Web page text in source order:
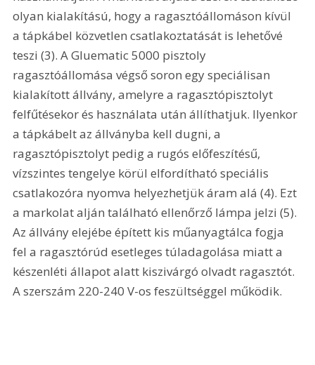
olyan kialakítású, hogy a ragasztóállomáson kívül
a tápkábel közvetlen csatlakoztatását is lehetővé
teszi (3). A Gluematic 5000 pisztoly
ragasztóállomása végső soron egy speciálisan
kialakított állvány, amelyre a ragasztópisztolyt
felfűtésekor és használata után állíthatjuk. Ilyenkor
a tápkábelt az állványba kell dugni, a
ragasztópisztolyt pedig a rugós előfeszítésű,
vízszintes tengelye körül elfordítható speciális
csatlakozóra nyomva helyezhetjük áram alá (4). Ezt
a markolat alján található ellenőrző lámpa jelzi (5).
Az állvány elejébe épített kis műanyagtálca fogja
fel a ragasztórúd esetleges túladagolása miatt a
készenléti állapot alatt kiszivárgó olvadt ragasztót.
A szerszám 220-240 V-os feszültséggel működik.